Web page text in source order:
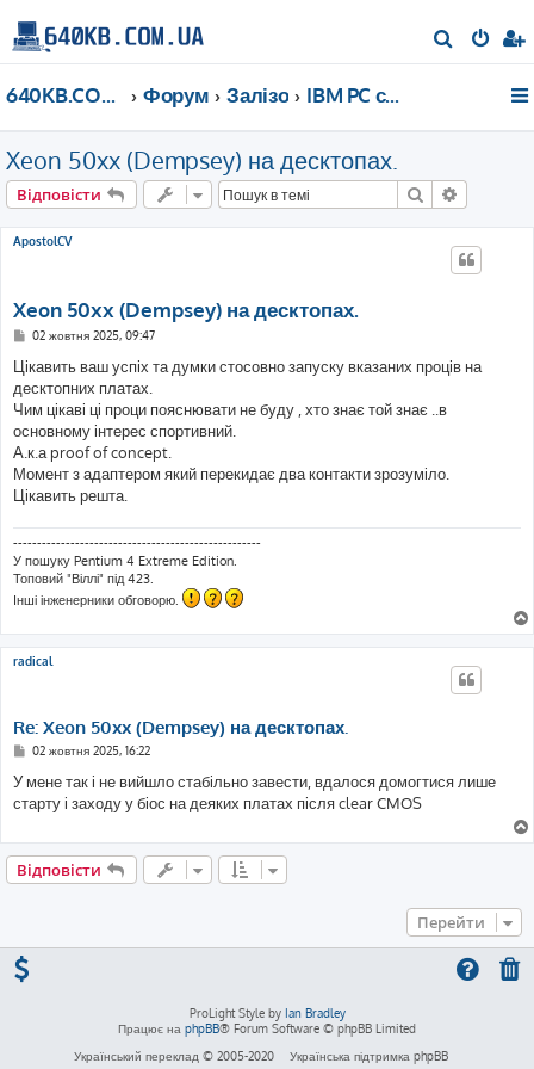
о
640KB.COM.UA Форум Залізо IBM PC сумісне після 2000 року
Xeon 50xx (Dempsey) на десктопах.
Відповісти Пошук
ApostolCV
Xeon 50xx (Dempsey) на десктопах.
П
в
і
д
о
м
л
е
н
н
я
02 жовтня 2025, 09:47
Цікавить ваш успіх та думки стосовно запуску вказаних проців на
десктопних платах.
Чим цікаві ці проци пояснювати не буду , хто знає той знає ..в
основному інтерес спортивний.
А.к.а proof of concept.
Момент з адаптером який перекидає два контакти зрозуміло.
Цікавить решта.
----------------------------------------------------
У пошуку Pentium 4 Extreme Edition.
Топовий "Віллі" під 423.
Інші інженерники обговорю.
radical
Re: Xeon 50xx (Dempsey) на десктопах.
П
в
і
д
е
н
02 жовтня 2025, 16:22
У мене так і не вийшло стабільно завести, вдалося домогтися лише
старту і заходу у біос на деяких платах після clear CMOS
Відповісти
Перейти
ProLight Style by Ian Bradley
Працює на phpBB® Forum Software © phpBB Limited
Український переклад © 2005-2020
Українська підтримка phpBB